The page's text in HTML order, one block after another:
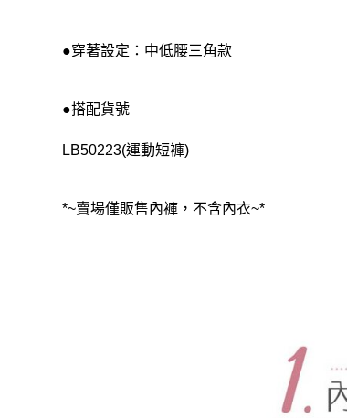
●穿著設定：中低腰三角款
●搭配貨號
LB50223(運動短褲)
*~賣場僅販售內褲，不含內衣~*